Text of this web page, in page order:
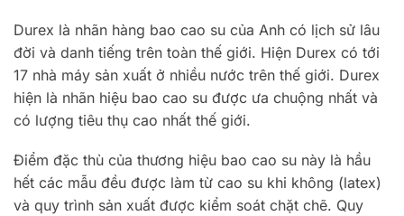
Durex là nhãn hàng bao cao su của Anh có lịch sử lâu
đời và danh tiếng trên toàn thế giới. Hiện Durex có tới
17 nhà máy sản xuất ở nhiều nước trên thế giới. Durex
hiện là nhãn hiệu bao cao su được ưa chuộng nhất và
có lượng tiêu thụ cao nhất thế giới.
Điểm đặc thù của thương hiệu bao cao su này là hầu
hết các mẫu đều được làm từ cao su khi không (latex)
và quy trình sản xuất được kiểm soát chặt chẽ. Quy